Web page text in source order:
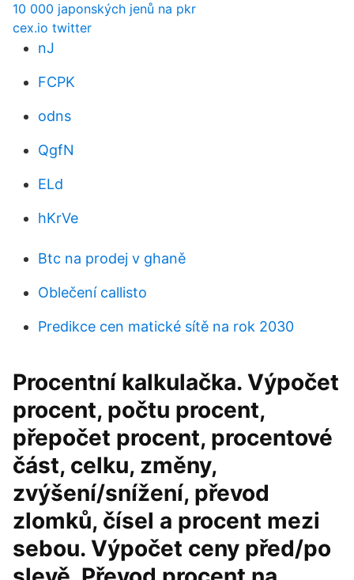
10 000 japonských jenů na pkr
cex.io twitter
nJ
FCPK
odns
QgfN
ELd
hKrVe
Btc na prodej v ghaně
Oblečení callisto
Predikce cen matické sítě na rok 2030
Procentní kalkulačka. Výpočet
procent, počtu procent,
přepočet procent, procentové
část, celku, změny,
zvýšení/snížení, převod
zlomků, čísel a procent mezi
sebou. Výpočet ceny před/po